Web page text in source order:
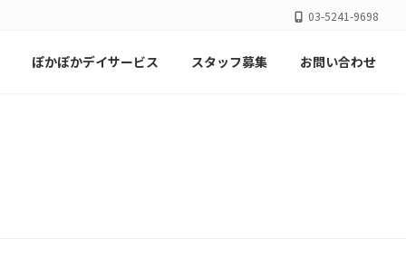
03-5241-9698
ぽかぽかデイサービス スタッフ募集 お問い合わせ